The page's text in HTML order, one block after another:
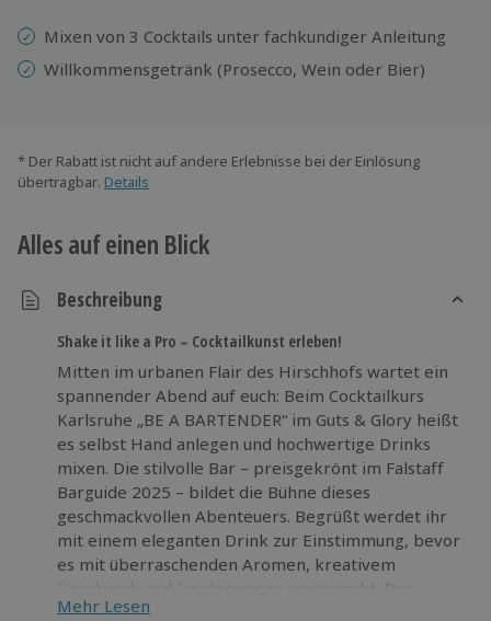
Mixen von 3 Cocktails unter fachkundiger Anleitung
Willkommensgetränk (Prosecco, Wein oder Bier)
* Der Rabatt ist nicht auf andere Erlebnisse bei der Einlösung
übertragbar. Details
Alles auf einen Blick
Beschreibung
Shake it like a Pro – Cocktailkunst erleben!
Mitten im urbanen Flair des Hirschhofs wartet ein
spannender Abend auf euch: Beim Cocktailkurs
Karlsruhe „BE A BARTENDER“ im Guts & Glory heißt
es selbst Hand anlegen und hochwertige Drinks
mixen. Die stilvolle Bar – preisgekrönt im Falstaff
Barguide 2025 – bildet die Bühne dieses
geschmackvollen Abenteuers. Begrüßt werdet ihr
mit einem eleganten Drink zur Einstimmung, bevor
es mit überraschenden Aromen, kreativem
Handwerk und Insiderwissen weitergeht. Drei
Cocktails mixt ihr eigenhändig direkt an der Bar,
Mehr Lesen